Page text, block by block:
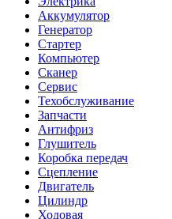
Аккумулятор
Генератор
Стартер
Компьютер
Сканер
Сервис
Техобслуживание
Запчасти
Антифриз
Глушитель
Коробка передач
Сцепление
Двигатель
Цилиндр
Ходовая